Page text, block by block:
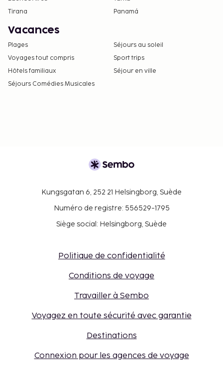
Tirana
Panamá
Vacances
Plages
Séjours au soleil
Voyages tout compris
Sport trips
Hôtels familiaux
Séjour en ville
Séjours Comédies Musicales
Kungsgatan 6, 252 21 Helsingborg, Suède
Numéro de registre: 556529-1795
Siège social: Helsingborg, Suède
Politique de confidentialité
Conditions de voyage
Travailler à Sembo
Voyagez en toute sécurité avec garantie
Destinations
Connexion pour les agences de voyage